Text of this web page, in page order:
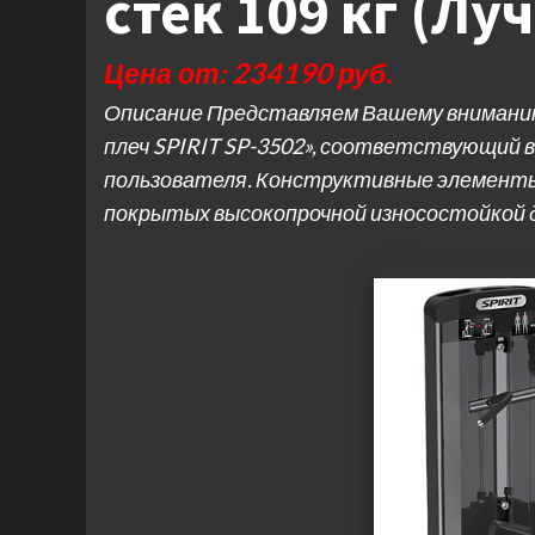
Цена от: 234190 руб.
Описание Представляем Вашему
плеч SPIRIT SP-3502», соответствующий
пользователя. Конструктивные
покрытых высокопрочной износостойкой